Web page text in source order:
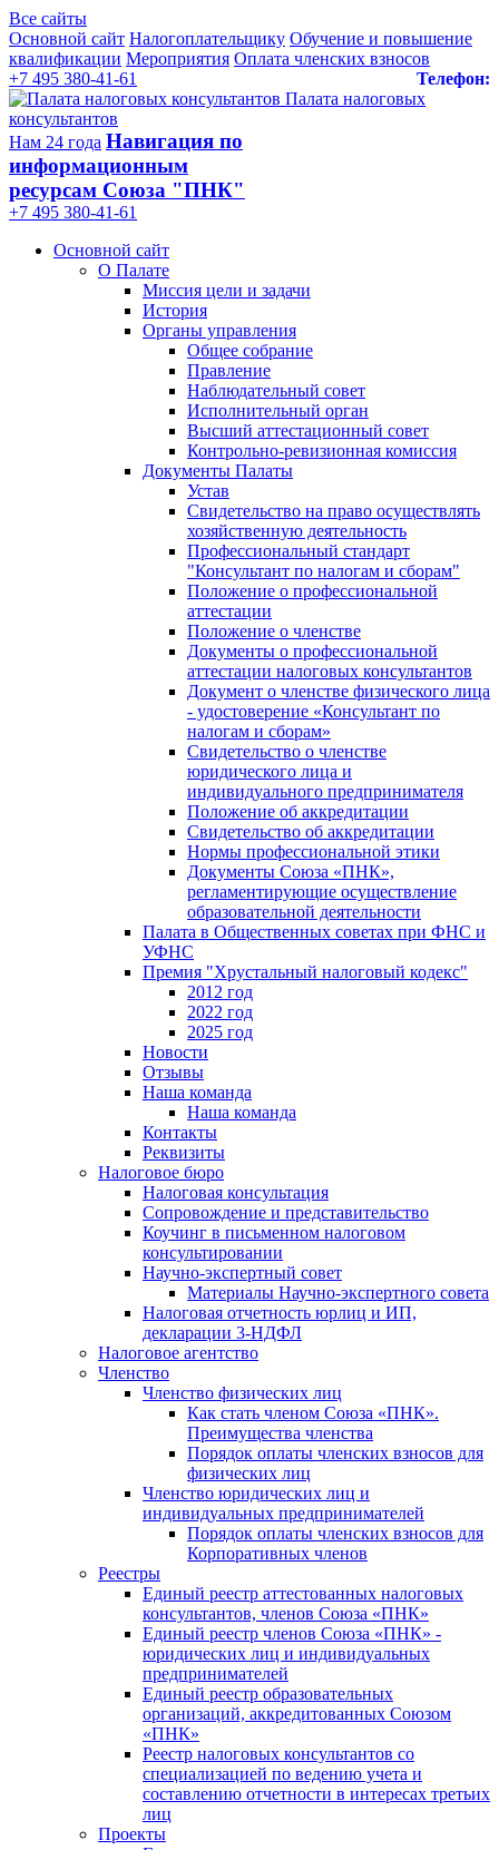
Все сайты
Основной сайт Налогоплательщику Обучение и повышение
квалификации Мероприятия Оплата членских взносов
Телефон:
+7 495 380-41-61
Палата налоговых
консультантов
Нам 24 года Навигация по
информационным
ресурсам Союза "ПНК"
+7 495 380‑41‑61
Основной сайт
О Палате
Миссия цели и задачи
История
Органы управления
Общее собрание
Правление
Наблюдательный совет
Исполнительный орган
Высший аттестационный совет
Контрольно-ревизионная комиссия
Документы Палаты
Устав
Свидетельство на право осуществлять
хозяйственную деятельность
Профессиональный стандарт
"Консультант по налогам и сборам"
Положение о профессиональной
аттестации
Положение о членстве
Документы о профессиональной
аттестации налоговых консультантов
Документ о членстве физического лица
- удостоверение «Консультант по
налогам и сборам»
Свидетельство о членстве
юридического лица и
индивидуального предпринимателя
Положение об аккредитации
Свидетельство об аккредитации
Нормы профессиональной этики
Документы Союза «ПНК»,
регламентирующие осуществление
образовательной деятельности
Палата в Общественных советах при ФНС и
УФНС
Премия "Хрустальный налоговый кодекс"
2012 год
2022 год
2025 год
Новости
Отзывы
Наша команда
Наша команда
Контакты
Реквизиты
Налоговое бюро
Налоговая консультация
Cопровождение и представительство
Коучинг в письменном налоговом
консультировании
Научно-экспертный совет
Материалы Научно-экспертного совета
Налоговая отчетность юрлиц и ИП,
декларации 3-НДФЛ
Налоговое агентство
Членство
Членство физических лиц
Как стать членом Союза «ПНК».
Преимущества членства
Порядок оплаты членских взносов для
физических лиц
Членство юридических лиц и
индивидуальных предпринимателей
Порядок оплаты членских взносов для
Корпоративных членов
Реестры
Единый реестр аттестованных налоговых
консультантов, членов Союза «ПНК»
Единый реестр членов Союза «ПНК» -
юридических лиц и индивидуальных
предпринимателей
Единый реестр образовательных
организаций, аккредитованных Союзом
«ПНК»
Реестр налоговых консультантов со
специализацией по ведению учета и
составлению отчетности в интересах третьих
лиц
Проекты